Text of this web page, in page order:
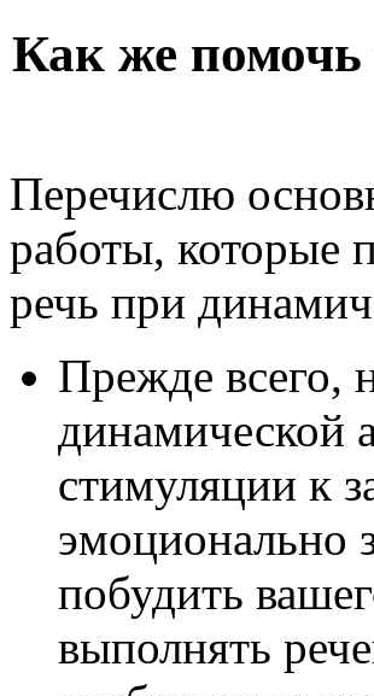
Как же помочь
Перечислю
работы, которые
речь при
Прежде всего,
динамической
стимуляции к
эмоционально
побудить
выполнять